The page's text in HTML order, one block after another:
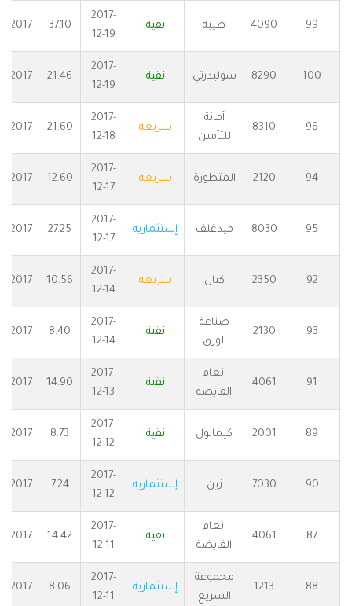
99
4090 طيبة نقية
2017-
12-19
37.10
2017
100
8290 سوليدرتي نقية
2017-
12-19
21.46
2017
96
8310
أمانة
للتأمين
سريعه
2017-
12-18
21.60
2017
94
2120 المتطورة سريعه
2017-
12-17
12.60
2017
95
8030 ميدغلف إستثماريه
2017-
12-17
27.25
2017
92
2350 كيان سريعه
2017-
12-14
10.56
2017
93
2130
صناعة
الورق
نقية
2017-
12-14
8.40
2017
91
4061
انعام
القابضة
نقية
2017-
12-13
14.90
2017
89
2001 كيمانول نقية
2017-
12-12
8.73
2017
90
7030 زين إستثماريه
2017-
12-12
7.24
2017
87
4061
انعام
القابضة
نقية
2017-
12-11
14.42
2017
88
1213
مجموعة
السريع
إستثماريه
2017-
12-11
8.06
2017